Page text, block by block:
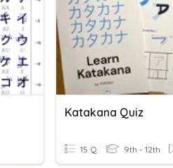
Katakana Quiz
15 Q 9th - 12th